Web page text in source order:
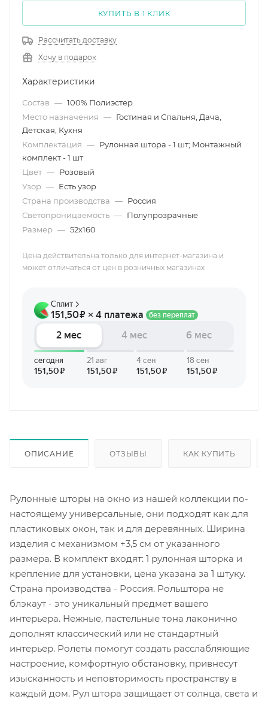
КУПИТЬ В 1 КЛИК
Рассчитать доставку
Хочу в подарок
Характеристики
Состав — 100% Полиэстер
Место назначения — Гостиная и Спальня, Дача,
Детская, Кухня
Комплектация — Рулонная штора - 1 шт; Монтажный
комплект - 1 шт
Цвет — Розовый
Узор — Есть узор
Страна производства — Россия
Светопроницаемость — Полупрозрачные
Размер — 52х160
Цена действительна только для интернет-магазина и
может отличаться от цен в розничных магазинах
ОПИСАНИЕ ОТЗЫВЫ КАК КУПИТЬ
Рулонные шторы на окно из нашей коллекции по-
настоящему универсальные, они подходят как для
пластиковых окон, так и для деревянных. Ширина
изделия с механизмом +3,5 см от указанного
размера. В комплект входят: 1 рулонная шторка и
крепление для установки, цена указана за 1 штуку.
Страна производства - Россия. Рольштора не
блэкаут - это уникальный предмет вашего
интерьера. Нежные, пастельные тона лаконично
дополнят классический или не стандартный
интерьер. Ролеты помогут создать расслабляющие
настроение, комфортную обстановку, привнесут
изысканность и неповторимость пространству в
каждый дом. Рул штора защищает от солнца, света и